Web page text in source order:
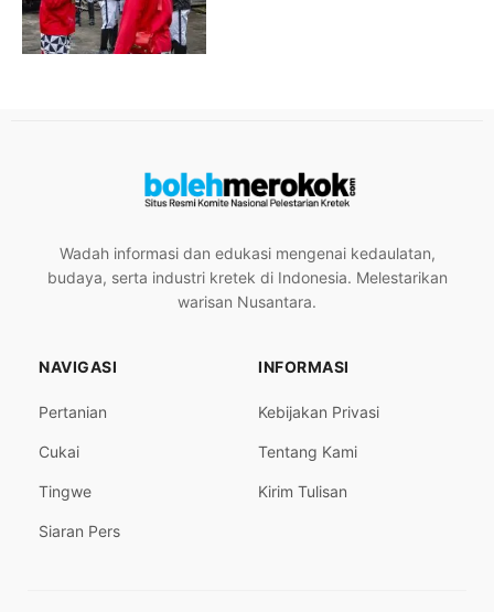
Wadah informasi dan edukasi mengenai kedaulatan,
budaya, serta industri kretek di Indonesia. Melestarikan
warisan Nusantara.
NAVIGASI
Pertanian
Cukai
Tingwe
Siaran Pers
INFORMASI
Kebijakan Privasi
Tentang Kami
Kirim Tulisan